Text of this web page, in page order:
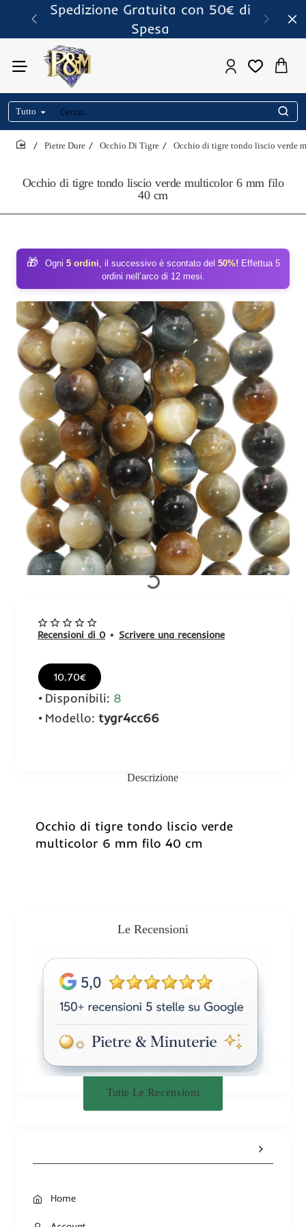
Spedizione Gratuita con 50€ di
Spesa
Tutto
Cerca..
Occhio di tigre tondo liscio verde multicolor 6 mm filo
40 cm
Pietre Dure Occhio Di Tigre Occhio di tigre tondo liscio verde
🎁 Ogni 5 ordini, il successivo è scontato del 50%! Effettua 5
ordini nell’arco di 12 mesi.
Recensioni di 0 • Scrivere una recensione
10.70€
Disponibili: 8
Modello: tygr4cc66
Descrizione
Occhio di tigre tondo liscio verde
multicolor 6 mm filo 40 cm
Le Recensioni
Tutte Le Recensioni
Home